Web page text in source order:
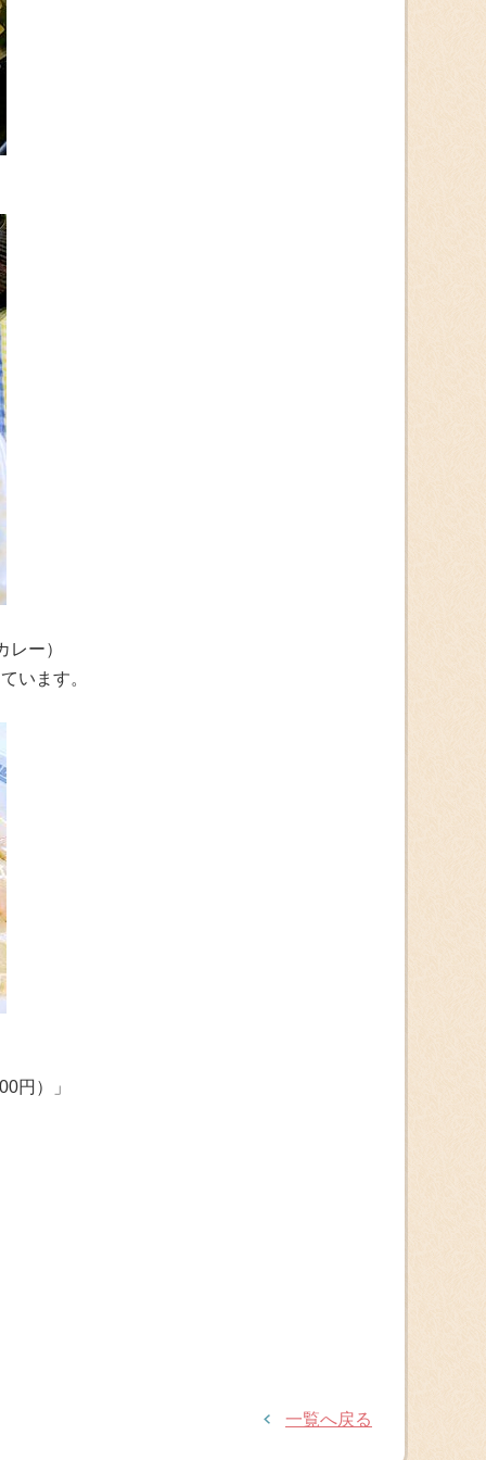
ー）
います。
円）」
一覧へ戻る